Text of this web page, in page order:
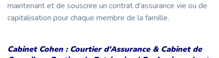
maintenant et de souscrire un contrat d'assurance vie ou de
capitalisation pour chaque membre de la famille.
Cabinet Cohen : Courtier d'Assurance & Cabinet de